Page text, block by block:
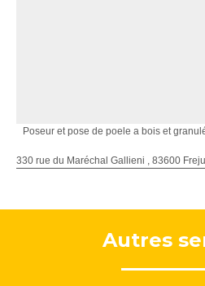
Poseur et pose de poele a bois et
330 rue du Maréchal Gallieni , 83600
Autres